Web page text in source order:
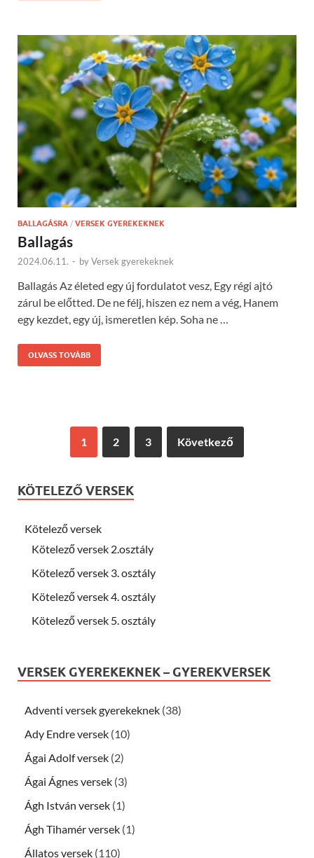
BALLAGÁSRA / VERSEK GYEREKEKNEK
Ballagás
2024.06.11. - byVersek gyerekeknek
Ballagás Az életed egy új fordulatot vesz, Egy régi ajtó
zárul be előtted. De ne félj, hiszen ez nem a vég, Hanem
egy kezdet, egy új, ismeretlen kép. Soha ne …
OLVASS TOVÁBB
1 2 3 Következő
KÖTELEZŐ VERSEK
Kötelező versek
Kötelező versek 2.osztály
Kötelező versek 3. osztály
Kötelező versek 4. osztály
Kötelező versek 5. osztály
VERSEK GYEREKEKNEK – GYEREKVERSEK
Adventi versek gyerekeknek (38)
Ady Endre versek (10)
Ágai Adolf versek (2)
Ágai Ágnes versek (3)
Ágh István versek (1)
Ágh Tihamér versek (1)
Állatos versek (110)